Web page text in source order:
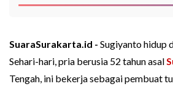
SuaraSurakarta.id - Sugiyanto hidup
Sehari-hari, pria berusia 52 tahun asal
Tengah, ini bekerja sebagai pembuat